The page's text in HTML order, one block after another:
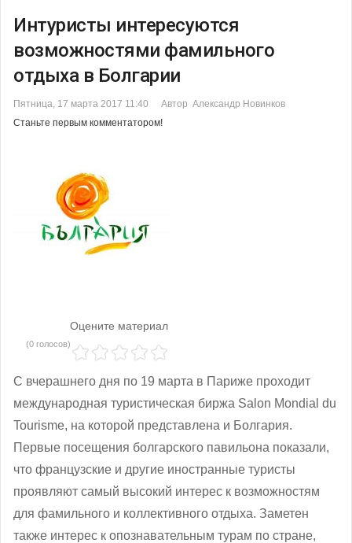
Интуристы интересуются
возможностями фамильного
отдыха в Болгарии
Пятница, 17 марта 2017 11:40
Автор Александр Новинков
Станьте первым комментатором!
Оцените материал
(0 голосов)
С вчерашнего дня по 19 марта в Париже проходит
международная туристическая биржа Salon Mondial du
Tourisme, на которой представлена и Болгария.
Первые посещения болгарского павильона показали,
что французские и другие иностранные туристы
проявляют самый высокий интерес к возможностям
для фамильного и коллективного отдыха. Заметен
также интерес к опознавательным турам по стране,